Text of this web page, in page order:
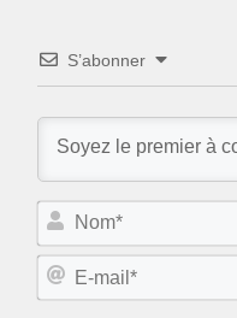
S’abonner